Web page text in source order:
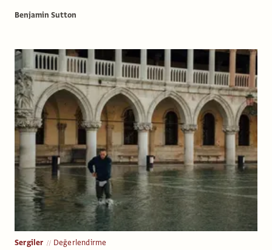
Benjamin Sutton
Sergiler Değerlendirme